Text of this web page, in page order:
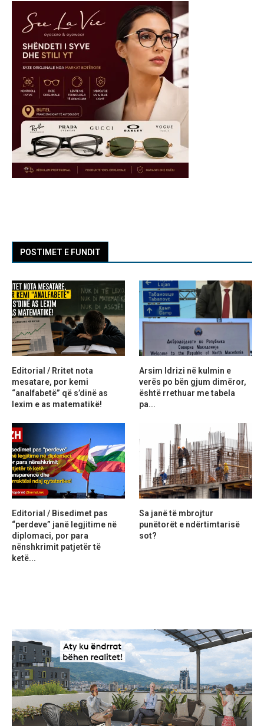
POSTIMET E FUNDIT
Editorial / Rritet nota
mesatare, por kemi
“analfabetë” që s’dinë as
lexim e as matematikë!
Arsim Idrizi në kulmin e
verës po bën gjum dimëror,
është rrethuar me tabela
pa...
Editorial / Bisedimet pas
“perdeve” janë legjitime në
diplomaci, por para
nënshkrimit patjetër të
ketë...
Sa janë të mbrojtur
punëtorët e ndërtimtarisë
sot?